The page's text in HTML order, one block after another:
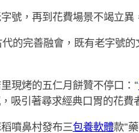
號，再到花費場景不竭立
的完善融會，既有老字號的
現烤的五仁月餅贊不停口：“
吸引著尋求經典口胃的花費
噴鼻村發布三包養軟體款“